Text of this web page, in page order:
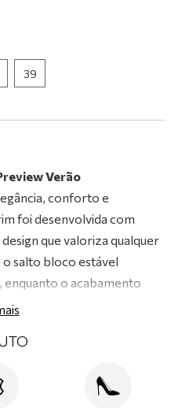
39
Verão
conforto e
foi desenvolvida com
que valoriza qualquer
o salto bloco estável
o acabamento
um toque de
a dia de trabalho ou até em